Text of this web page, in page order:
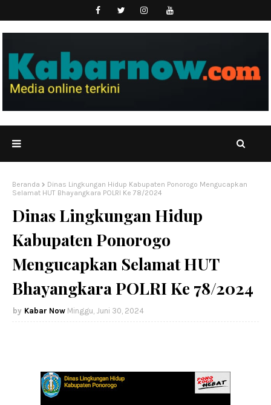
Beranda
Dinas Lingkungan Hidup Kabupaten Ponorogo Mengucapkan
Selamat HUT Bhayangkara POLRI Ke 78/2024
Dinas Lingkungan Hidup
Kabupaten Ponorogo
Mengucapkan Selamat HUT
Bhayangkara POLRI Ke 78/2024
Kabar Now Minggu, Juni 30, 2024